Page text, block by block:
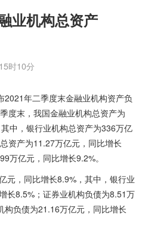
业机构总资产
时10分
年二季度末金融业机构资产负
度末，我国金融业机构总资产为
中，银行业机构总资产为336万亿
资产为11.27万亿元，同比增长
万亿元，同比增长9.2%。
，同比增长8.9%，其中，银行业
长8.5%；证券业机构负债为8.51万
负债为21.16万亿元，同比增长